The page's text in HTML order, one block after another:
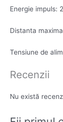
Energie impuls:
Distanta
Tensiune de
Recenzii
Nu există